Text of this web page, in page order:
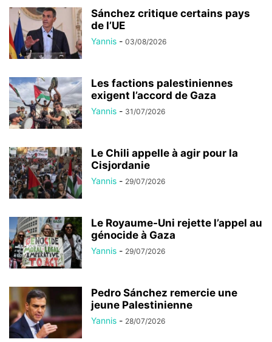
Sánchez critique certains pays
de l’UE
Yannis - 03/08/2026
Les factions palestiniennes
exigent l’accord de Gaza
Yannis - 31/07/2026
Le Chili appelle à agir pour la
Cisjordanie
Yannis - 29/07/2026
Le Royaume-Uni rejette l’appel au
génocide à Gaza
Yannis - 29/07/2026
Pedro Sánchez remercie une
jeune Palestinienne
Yannis - 28/07/2026